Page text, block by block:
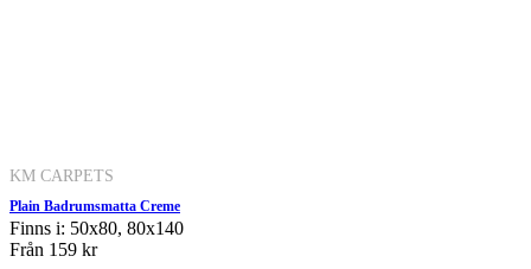
KM CARPETS
Plain Badrumsmatta Creme
Finns i: 50x80, 80x140
Från 159 kr